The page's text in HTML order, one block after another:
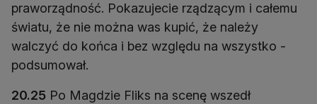
praworządność. Pokazujecie rządzącym i całemu
światu, że nie można was kupić, że należy
walczyć do końca i bez względu na wszystko -
podsumował.
20.25 Po Magdzie Fliks na scenę wszedł